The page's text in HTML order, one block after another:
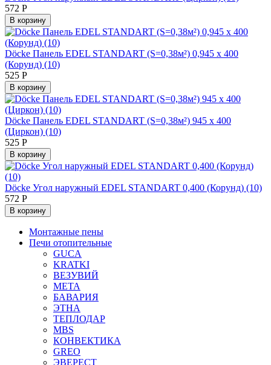
572 Р
В корзину
Döcke Панель EDEL STANDART (S=0,38м²) 0,945 х 400
(Корунд) (10)
525 Р
В корзину
Döcke Панель EDEL STANDART (S=0,38м²) 945 х 400
(Циркон) (10)
525 Р
В корзину
Döcke Угол наружный EDEL STANDART 0,400 (Корунд) (10)
572 Р
В корзину
Монтажные пены
Печи отопительные
GUCA
KRATKI
ВЕЗУВИЙ
МЕТА
БАВАРИЯ
ЭТНА
ТЕПЛОДАР
MBS
КОНВЕКТИКА
GREO
ЭВЕРЕСТ